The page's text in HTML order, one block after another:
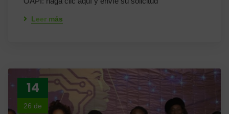
Leer más
14
26 de